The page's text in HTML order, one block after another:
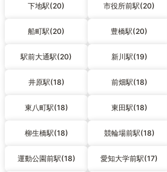
下地駅(20) 市役所前駅(20)
船町駅(20) 豊橋駅(20)
駅前大通駅(20) 新川駅(19)
井原駅(18) 前畑駅(18)
東八町駅(18) 東田駅(18)
柳生橋駅(18) 競輪場前駅(18)
運動公園前駅(18) 愛知大学前駅(17)